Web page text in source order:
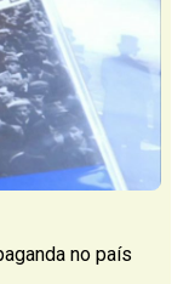
no país